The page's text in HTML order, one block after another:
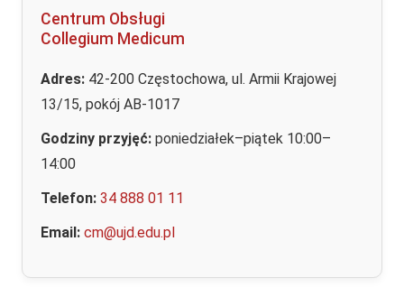
Centrum Obsługi
Collegium Medicum
Adres: 42-200 Częstochowa, ul. Armii Krajowej
13/15, pokój AB-1017
Godziny przyjęć: poniedziałek–piątek 10:00–
14:00
Telefon: 34 888 01 11
Email: cm@ujd.edu.pl